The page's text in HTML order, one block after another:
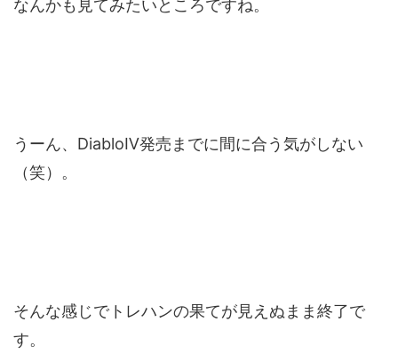
なんかも見てみたいところですね。
うーん、DiabloⅣ発売までに間に合う気がしない
（笑）。
そんな感じでトレハンの果てが見えぬまま終了で
す。